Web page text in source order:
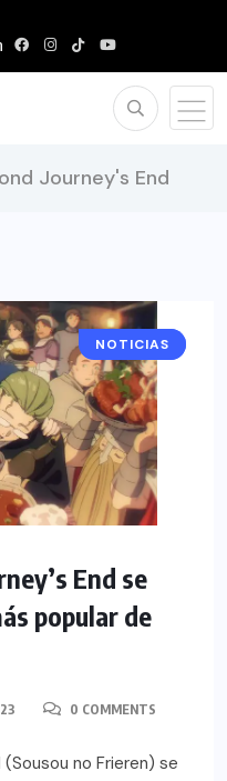
Journey's End
ANIME
NOTICIAS
End se
popular de
0 COMMENTS
(Sousou no Frieren) se